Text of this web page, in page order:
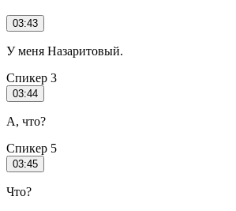
03:43
У меня Назаритовый.
Спикер 3
03:44
А, что?
Спикер 5
03:45
Что?